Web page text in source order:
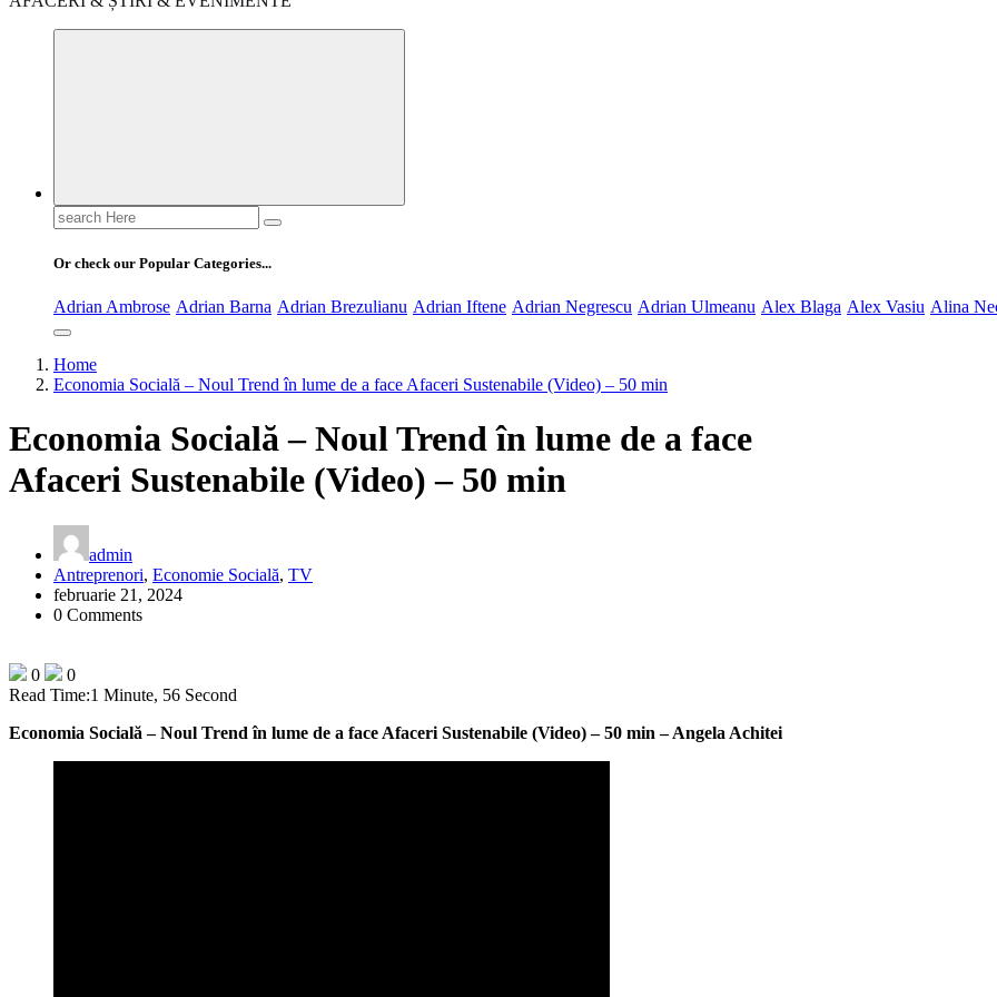
Search
for:
Or check our Popular Categories...
Adrian Ambrose Adrian Barna Adrian Brezulianu Adrian Iftene Adrian Negrescu Adrian Ulmeanu Alex Blaga Alex Vasiu Alina
Home
Economia Socială – Noul Trend în lume de a face Afaceri Sustenabile (Video) – 50 min
Economia Socială – Noul Trend în lume de a face
Afaceri Sustenabile (Video) – 50 min
admin
Antreprenori, Economie Socială, TV
februarie 21, 2024
0 Comments
0
0
Read Time:1 Minute, 56 Second
Economia Socială – Noul Trend în lume de a face Afaceri Sustenabile (Video) – 50 min – Angela Achitei